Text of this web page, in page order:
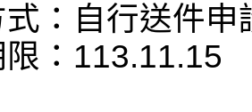
式：自行送件申
限：113.11.15